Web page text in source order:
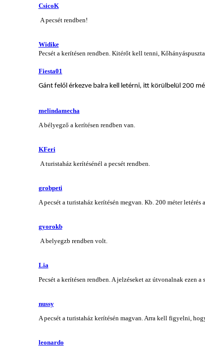
CsicoK
A pecsét rendben!
Widike
Pecsét a kerítésen rendben. Kitérőt kell tenni,
Fiesta01
Gánt felől érkezve balra kell letérni, itt körülbelül 200
melindamecha
A bélyegző a kerítésen rendben van.
KFeri
A turistaház kerítésénél a pecsét rendben.
grobpeti
A pecsét a turistaház kerítésén megvan. Kb. 200 méter
gyorokb
A belyegzb rendben volt.
Lia
Pecsét a kerítésen rendben. A jelzéseket az útvonalnak ezen
nussy
A pecsét a turistaház kerítésén magvan. Arra kell figyelni,
leonardo